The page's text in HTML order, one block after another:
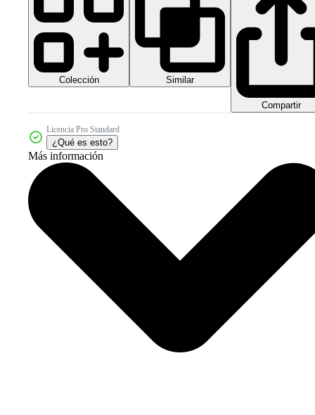
Colección Similar
Compartir
Licencia Pro Standard
¿Qué es esto?
Más información